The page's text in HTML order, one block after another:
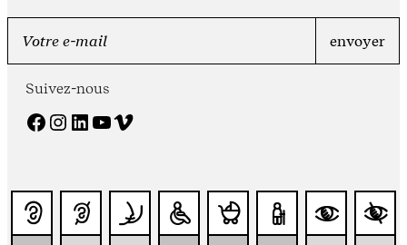
Suivez-nous
Facebook Instagram LinkedIn YouTube Vimeo